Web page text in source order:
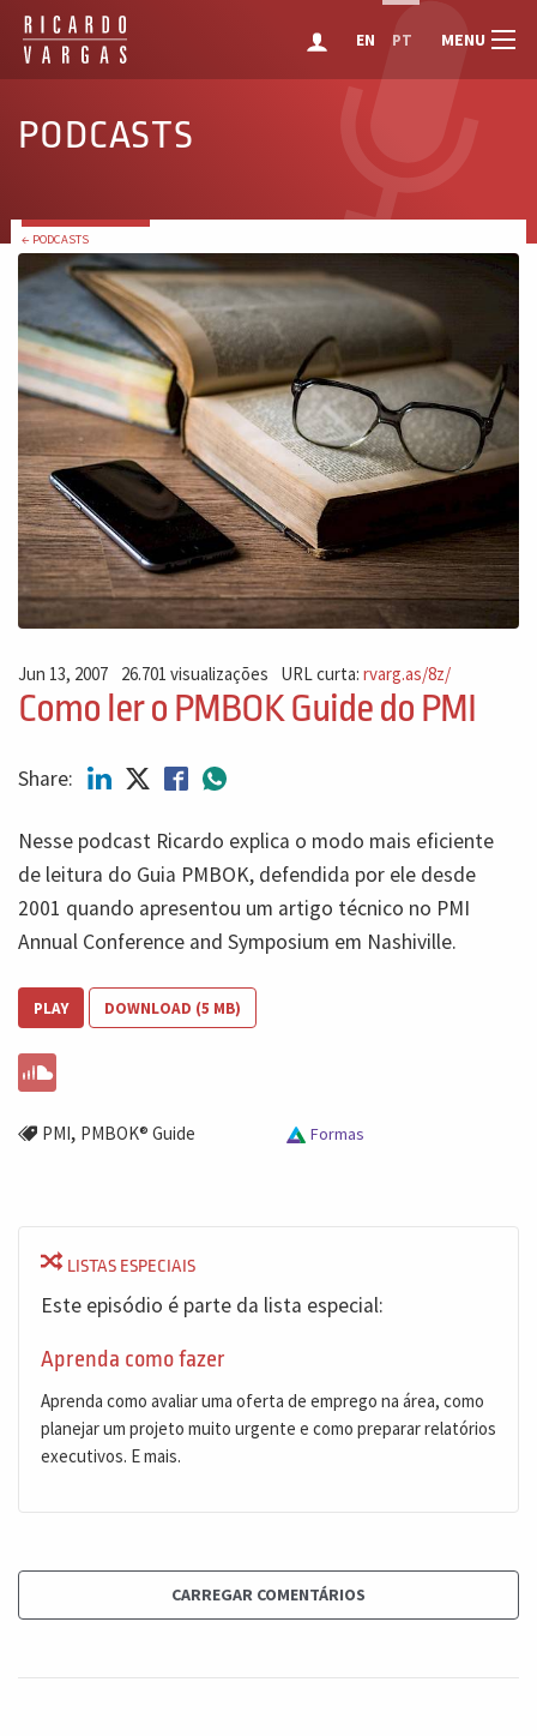
EN PT MENU
PODCASTS
← PODCASTS
Jun 13, 2007 26.701 visualizações URL curta:rvarg.as/8z/
Como ler o PMBOK Guide do PMI
Share:
Nesse podcast Ricardo explica o modo mais eficiente
de leitura do Guia PMBOK, defendida por ele desde
2001 quando apresentou um artigo técnico no PMI
Annual Conference and Symposium em Nashiville.
PLAY DOWNLOAD (5 MB)
PMI, PMBOK® Guide Formas
LISTAS ESPECIAIS
Este episódio é parte da lista especial:
Aprenda como fazer
Aprenda como avaliar uma oferta de emprego na área, como
planejar um projeto muito urgente e como preparar relatórios
executivos. E mais.
CARREGAR COMENTÁRIOS